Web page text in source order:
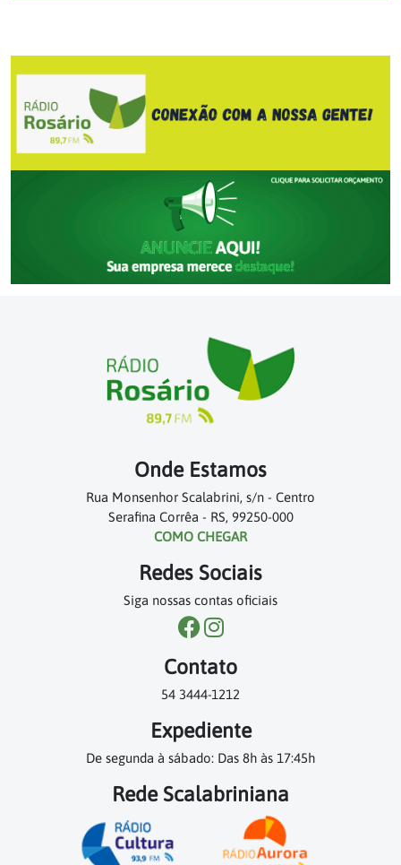
Onde Estamos
Rua Monsenhor Scalabrini, s/n - Centro
Serafina Corrêa - RS, 99250-000
COMO CHEGAR
Redes Sociais
Siga nossas contas oficiais
Contato
54 3444-1212
Expediente
De segunda à sábado: Das 8h às 17:45h
Rede Scalabriniana